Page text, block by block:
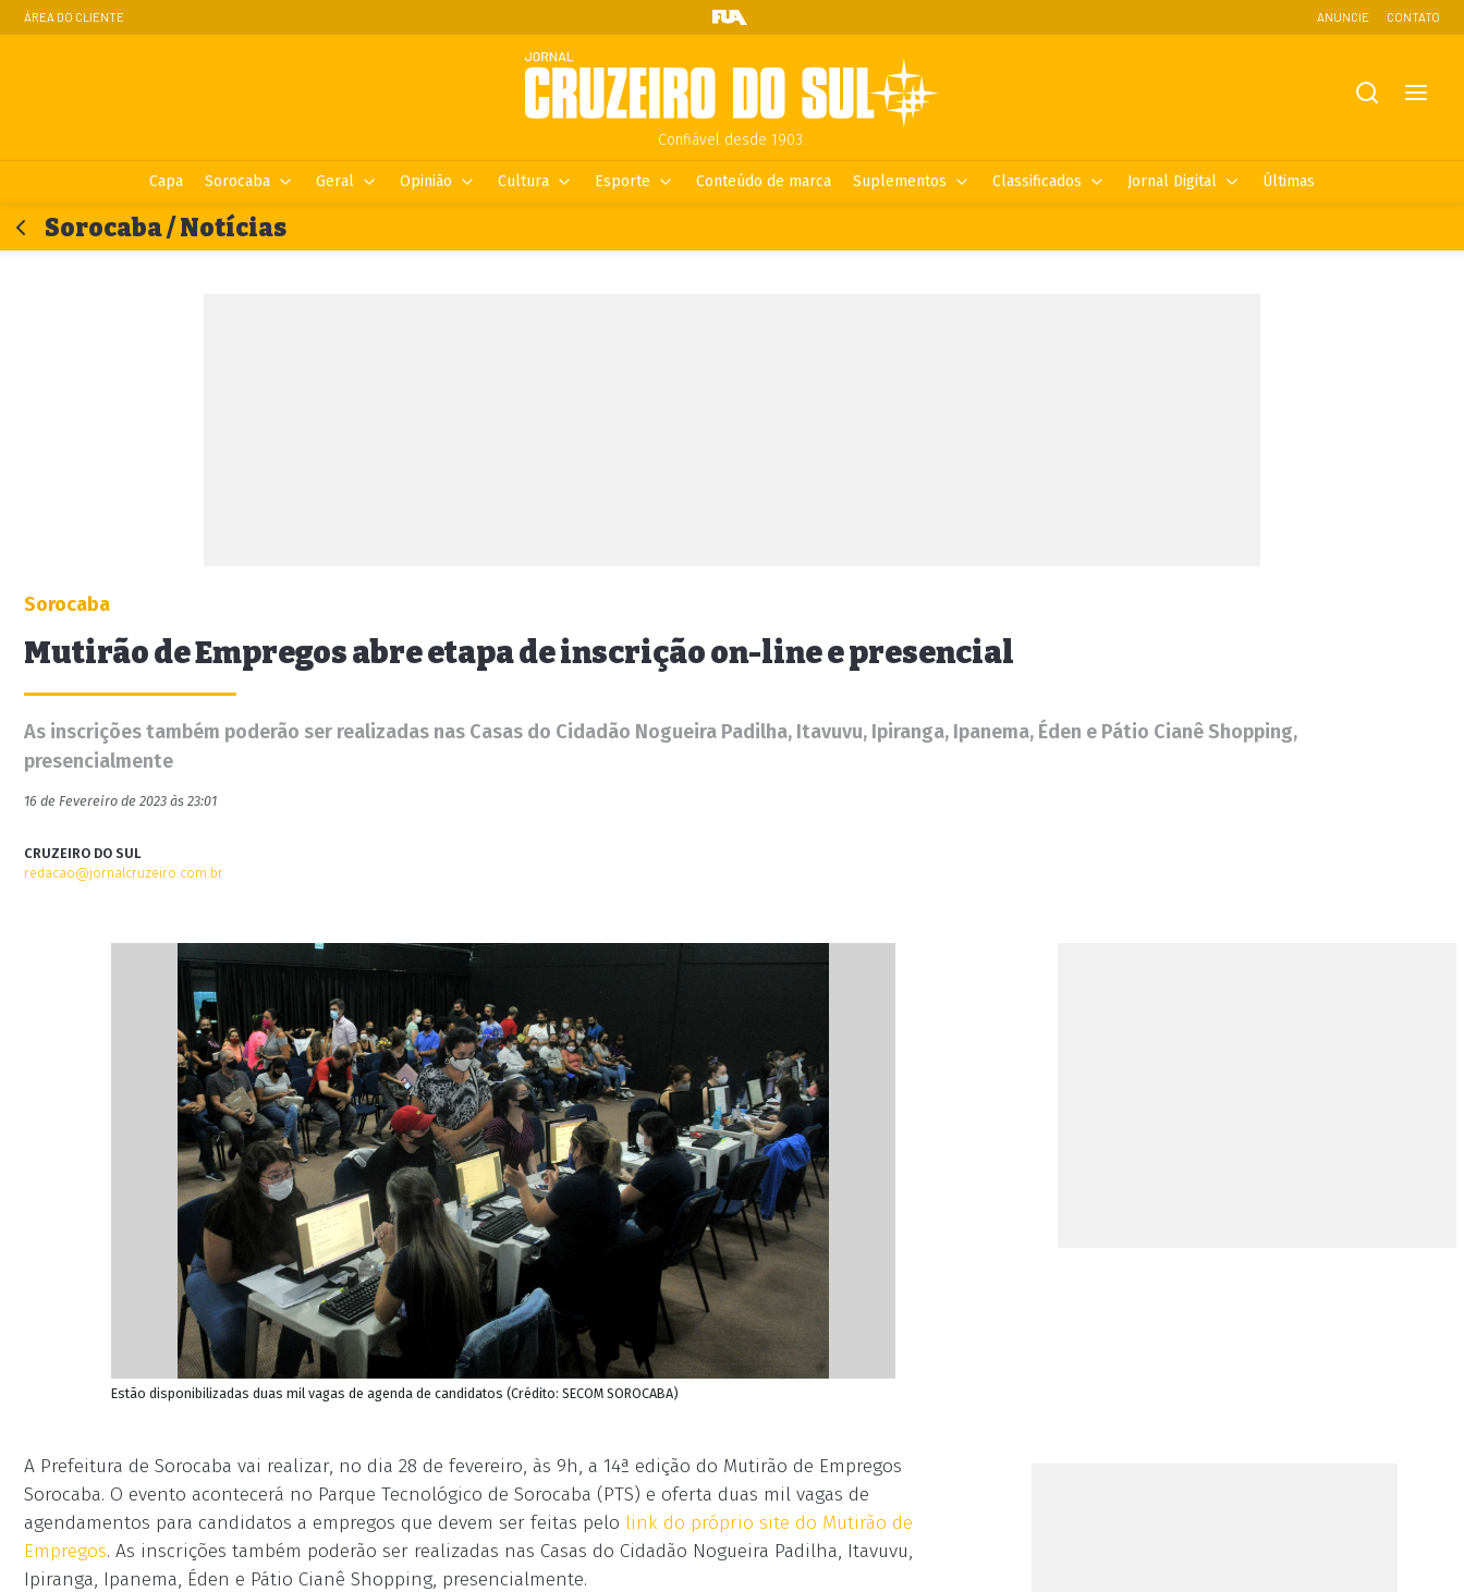
ÁREA DO CLIENTE ANUNCIE CONTATO
Confiável desde 1903.
Capa Sorocaba Geral Opinião Cultura Esporte Conteúdo de marca Suplementos Classificados Jornal Digital Últimas
Sorocaba / Notícias
Sorocaba
Mutirão de Empregos abre etapa de inscrição on-line e presencial
As inscrições também poderão ser realizadas nas Casas do Cidadão Nogueira Padilha, Itavuvu, Ipiranga, Ipanema, Éden e Pátio Cianê Shopping,
presencialmente
16 de Fevereiro de 2023 às 23:01
CRUZEIRO DO SUL
redacao@jornalcruzeiro.com.br
Estão disponibilizadas duas mil vagas de agenda de candidatos (Crédito: SECOM SOROCABA)
A Prefeitura de Sorocaba vai realizar, no dia 28 de fevereiro, às 9h, a 14ª edição do Mutirão de Empregos
Sorocaba. O evento acontecerá no Parque Tecnológico de Sorocaba (PTS) e oferta duas mil vagas de
agendamentos para candidatos a empregos que devem ser feitas pelo link do próprio site do Mutirão de
Empregos. As inscrições também poderão ser realizadas nas Casas do Cidadão Nogueira Padilha, Itavuvu,
Ipiranga, Ipanema, Éden e Pátio Cianê Shopping, presencialmente.